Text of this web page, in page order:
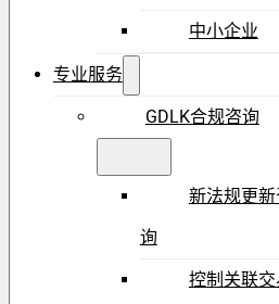
中小企业
专业服务
GDLK合规咨询
新法规更新
询
控制关联交